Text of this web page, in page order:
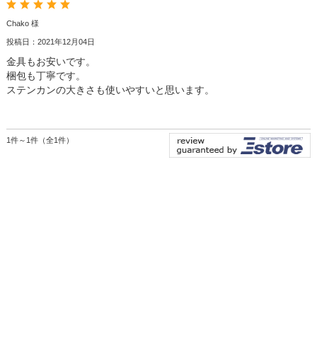
Chako 様
投稿日：2021年12月04日
金具もお安いです。
梱包も丁寧です。
ステンカンの大きさも使いやすいと思います。
1件～1件（全1件）